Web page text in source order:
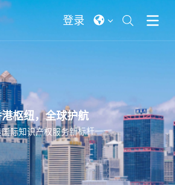
登录
香 港枢纽，全球 护航
— 打造 国际知识产权服务新 杆 —